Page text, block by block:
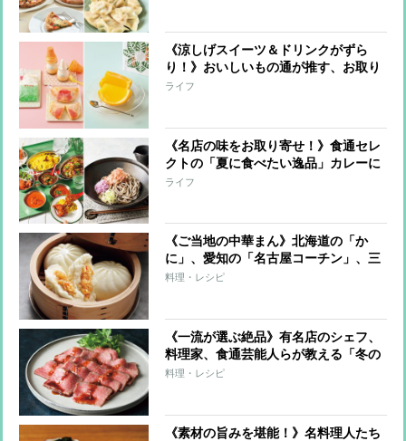
《涼しげスイーツ＆ドリンクがずら
り！》おいしいもの通が推す、お取り
寄せ可能な逸品
ライフ
《名店の味をお取り寄せ！》食通セレ
クトの「夏に食べたい逸品」カレーに
鰻など6品を厳選
ライフ
《ご当地の中華まん》北海道の「か
に」、愛知の「名古屋コーチン」、三
重の「松阪牛」など王道から変わり種
料理・レシピ
《一流が選ぶ絶品》有名店のシェフ、
料理家、食通芸能人らが教える「冬の
お取り寄せ」
料理・レシピ
《素材の旨みを堪能！》名料理人たち